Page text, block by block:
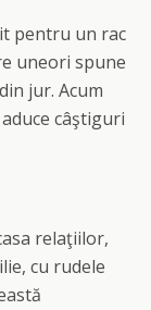
pentru un rac
uneori spune
jur. Acum
câştiguri
relaţiilor,
cu rudele